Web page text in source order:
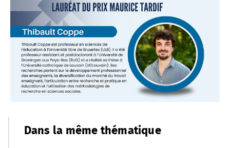
Dans la même thématique